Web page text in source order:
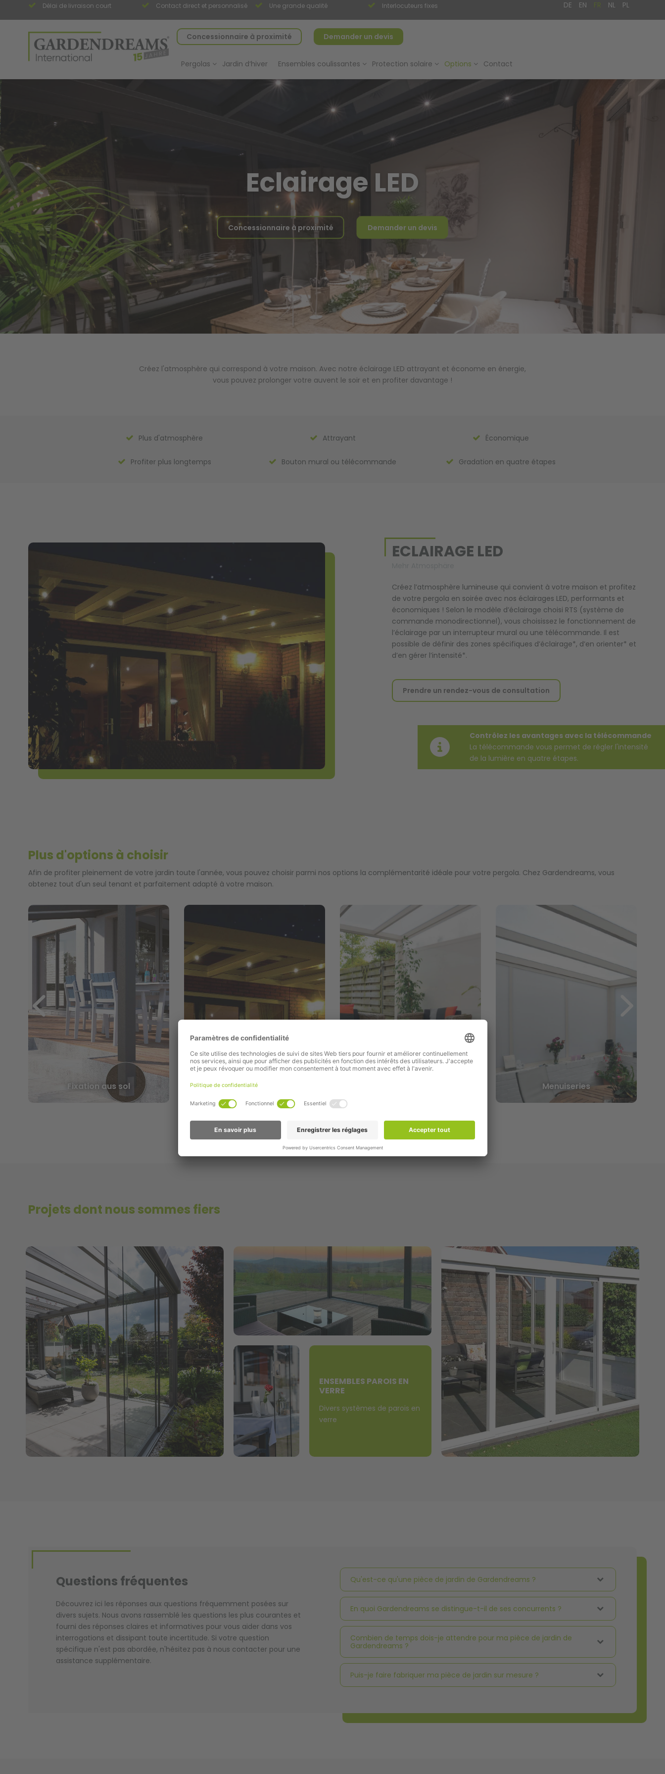
Délai de livraison court Contact direct et personnalisé Une grande qualité Interlocuteurs fixes
Fournisseur de gamme
Fournisseur de
DE EN FR NL PL
Concessionnaire à proximité Demander un devis
Pergolas Jardin d‘hiver Ensembles coulissantes Protection solaire Options Contact
Eclairage LED
Concessionnaire à proximité Demander un devis
Créez l'atmosphère qui correspond à votre maison. Avec notre éclairage LED attrayant et économe en énergie,
vous pouvez prolonger votre auvent le soir et en profiter davantage !
Plus d'atmosphère Attrayant Économique
Profiter plus longtemps Bouton mural ou télécommande Gradation en quatre étapes
ECLAIRAGE LED
Créez l’atmosphère lumineuse qui convient à votre maison et profitez
de votre pergola en soirée avec nos éclairages LED, performants et
économiques ! Selon le modèle d’éclairage choisi RTS (système de
commande monodirectionnel), vous choisissez le fonctionnement de
l’éclairage par un interrupteur mural ou une télécommande. Il est
possible de définir des zones spécifiques d’éclairage*, d’en orienter* et
d’en gérer l’intensité*.
Prendre un rendez-vous de consultation
Contrôlez les avantages avec la télécommande
La télécommande vous permet de régler l'intensité
de la lumière en quatre étapes.
Plus d'options à choisir
Afin de profiter pleinement de votre jardin toute l'année, vous pouvez choisir parmi nos options la complémentarité idéale pour votre pergola. Chez Gardendreams, vous
obtenez tout d'un seul tenant et parfaitement adapté à votre maison.
Fixation aus sol Eclairage LED
Parois avant et latérales en
Menuiseries
Projets dont nous sommes fiers
ENSEMBLES PAROIS EN
VERRE
Divers systèmes de parois en
verre
Questions fréquentes
Découvrez ici les réponses aux questions fréquemment posées sur
divers sujets. Nous avons rassemblé les questions les plus courantes et
fourni des réponses claires et informatives pour vous aider dans vos
interrogations et dissipant toute incertitude. Si votre question
spécifique n'est pas abordée, n'hésitez pas à nous contacter pour une
assistance supplémentaire.
Qu'est-ce qu'une pièce de jardin de Gardendreams ?
En quoi Gardendreams se distingue-t-il de ses concurrents ?
Combien de temps dois-je attendre pour ma pièce de jardin de
Gardendreams ?
Puis-je faire fabriquer ma pièce de jardin sur mesure ?